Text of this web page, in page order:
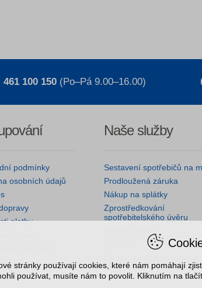
461 100 150 (Po–Pá 9.00–16.00)
podmínky
osobních údajů
platby
dotazy
Naše služby
Sestavení spotřebičů na
Prodloužená záruka
Nákup na splátky
Zprostředkování
spotřebitelského úvěru
stránky používají cookies, které nám pomáhají
používat, musíte nám to povolit. Kliknutím na